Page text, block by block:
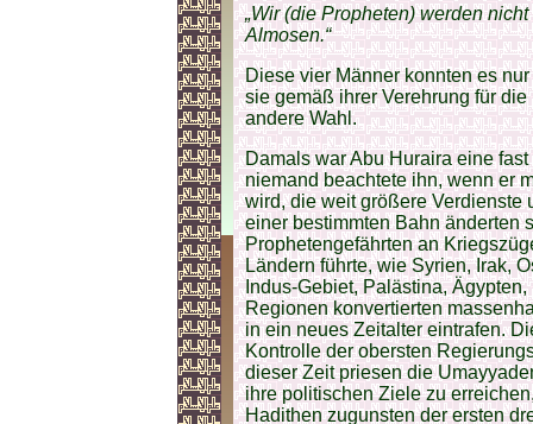
„Wir (die Propheten) werden
Almosen.“
Diese vier Männer konnten es
sie gemäß ihrer Verehrung für
andere Wahl.
Damals war Abu Huraira eine
niemand beachtete ihn, wenn er
wird, die weit größere Verdienste
einer bestimmten Bahn änderten
Prophetengefährten an
Ländern führte, wie Syrien, Irak,
Indus-Gebiet, Palästina,
Regionen konvertierten
in ein neues Zeitalter eintrafen.
Kontrolle der obersten
dieser Zeit priesen die
ihre politischen Ziele zu
Hadithen zugunsten der ersten